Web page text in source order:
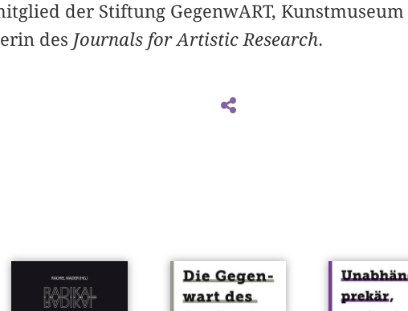
der Stiftung GegenwART,
des Journals for Artistic Research.